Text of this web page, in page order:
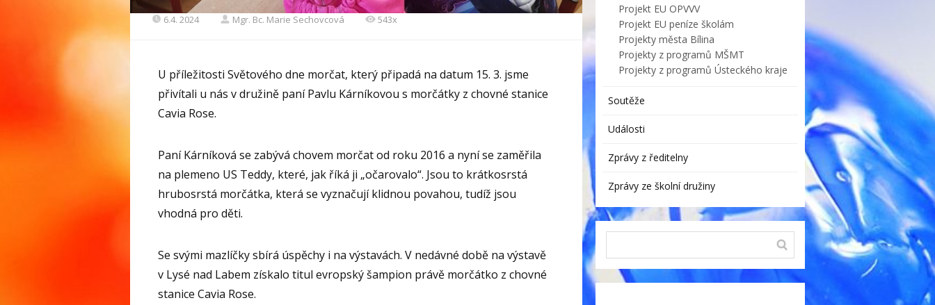
6.4. 2024 Mgr. Bc. Marie Sechovcová 543x
U příležitosti Světového dne morčat, který připadá na datum 15. 3. jsme
přivítali u nás v družině paní Pavlu Kárníkovou s morčátky z chovné stanice
Cavia Rose.
Paní Kárníková se zabývá chovem morčat od roku 2016 a nyní se zaměřila
na plemeno US Teddy, které, jak říká ji „očarovalo“. Jsou to krátkosrstá
hrubosrstá morčátka, která se vyznačují klidnou povahou, tudíž jsou
vhodná pro děti.
Se svými mazlíčky sbírá úspěchy i na výstavách. V nedávné době na výstavě
v Lysé nad Labem získalo titul evropský šampion právě morčátko z chovné
stanice Cavia Rose.
Projekt EU OPVVV
Projekt EU peníze školám
Projekty města Bílina
Projekty z programů MŠMT
Projekty z programů Ústeckého kraje
Soutěže
Události
Zprávy z ředitelny
Zprávy ze školní družiny